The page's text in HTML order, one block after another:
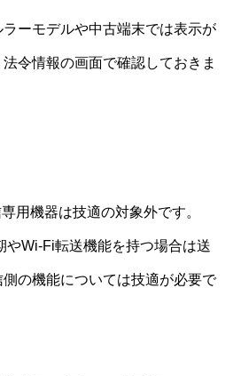
ーモデルや中古端末では表示が
令情報の画面で確認しておきま
用機器は技適の対象外です。
Wi‑Fi転送機能を持つ場合は送
の機能については技適が必要で